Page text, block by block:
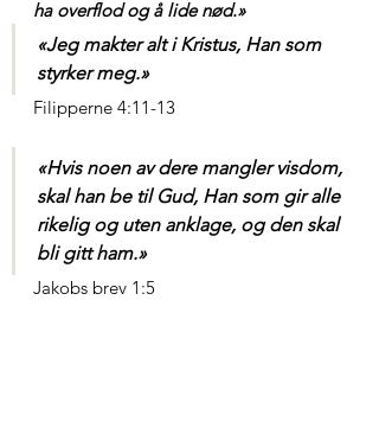
ha overflod og å lide nød.»
«Jeg makter alt i Kristus, Han som
styrker meg.»
Filipperne 4:11-13
«Hvis noen av dere mangler visdom,
skal han be til Gud, Han som gir alle
rikelig og uten anklage, og den skal
bli gitt ham.»
Jakobs brev 1:5